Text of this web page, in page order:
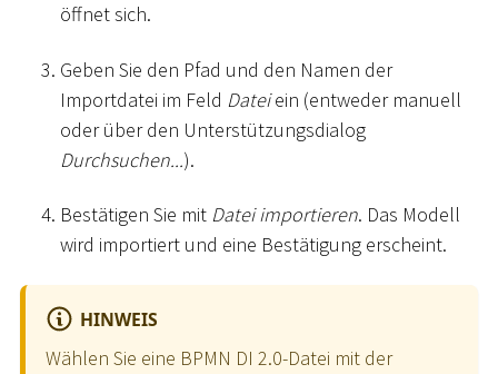
öffnet sich.
Geben Sie den Pfad und den Namen der
Importdatei im Feld Dateiein (entweder manuell
oder über den Unterstützungsdialog
Durchsuchen...).
Bestätigen Sie mit Datei importieren. Das Modell
wird importiert und eine Bestätigung erscheint.
HINWEIS
Wählen Sie eine BPMN DI 2.0-Datei mit der